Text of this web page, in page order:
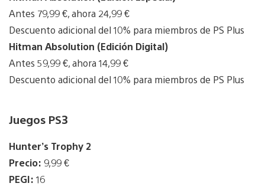
Antes 79,99 €, ahora 24,99 €
Descuento adicional del 10% para miembros de PS Plus
Hitman Absolution (Edición Digital)
Antes 59,99 €, ahora 14,99 €
Descuento adicional del 10% para miembros de PS Plus
Juegos PS3
Hunter’s Trophy 2
Precio: 9,99 €
PEGI: 16